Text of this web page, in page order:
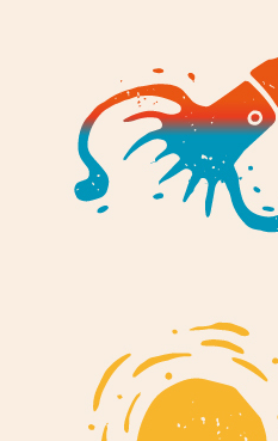
このゲ
ストハ
ウスを
強くお
勧めし
ト請求